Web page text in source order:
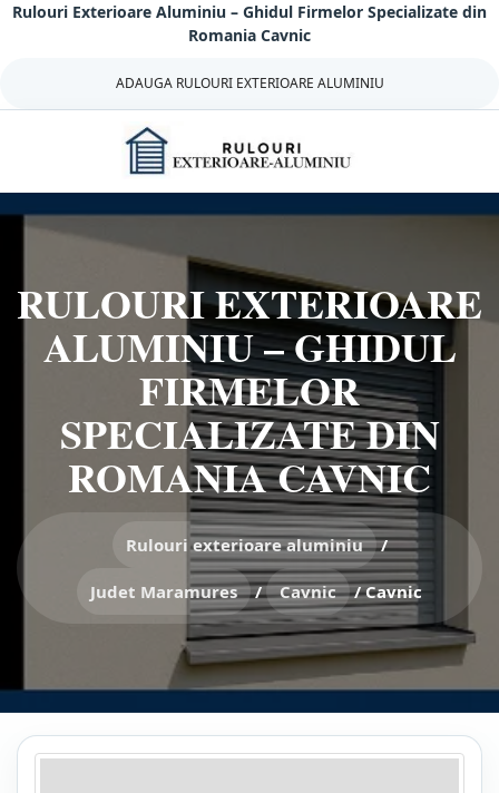
SariRulouri Exterioare Aluminiu – Ghidul Firmelor Specializate din
Romania Cavnic
ADAUGA RULOURI EXTERIOARE ALUMINIU
RULOURI EXTERIOARE
ALUMINIU – GHIDUL
FIRMELOR
SPECIALIZATE DIN
ROMANIA CAVNIC
Rulouri exterioare aluminiu /
Judet Maramures / Cavnic /Cavnic